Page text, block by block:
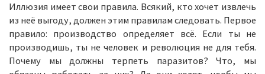
Иллюзия имеет свои правила. Всякий, кто хочет извлечь
из неё выгоду, должен этим правилам следовать. Первое
правило: производство определяет всё. Если ты не
производишь, ты не человек и революция не для тебя.
Почему мы должны терпеть паразитов? Что, мы